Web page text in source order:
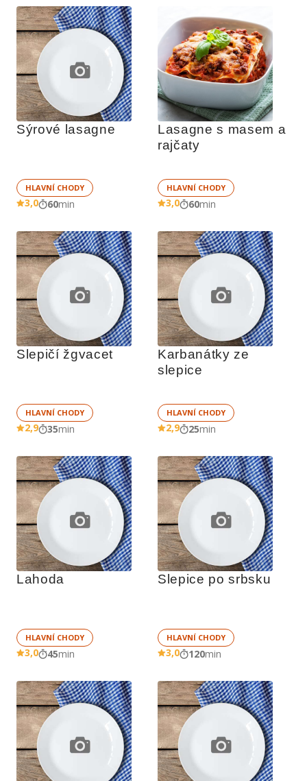
Sýrové lasagne
HLAVNÍ CHODY
3,0 60min
Lasagne s masem a
rajčaty
HLAVNÍ CHODY
3,0 60min
Slepičí žgvacet
HLAVNÍ CHODY
2,9 35min
Karbanátky ze
slepice
HLAVNÍ CHODY
2,9 25min
Lahoda
HLAVNÍ CHODY
3,0 45min
Slepice po srbsku
HLAVNÍ CHODY
3,0 120min